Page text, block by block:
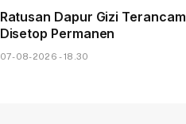
Ratusan Dapur Gizi Terancam
Disetop Permanen
07-08-2026 - 18.30